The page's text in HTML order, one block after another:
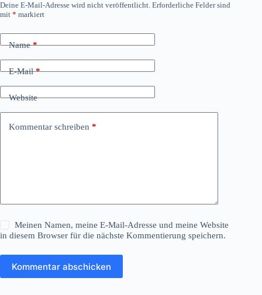
Deine E-Mail-Adresse wird nicht veröffentlicht. Erforderliche Felder sind
mit * markiert
Name*
E-Mail*
Website
Kommentar schreiben *
Meinen Namen, meine E-Mail-Adresse und meine Website
in diesem Browser für die nächste Kommentierung speichern.
Kommentar abschicken